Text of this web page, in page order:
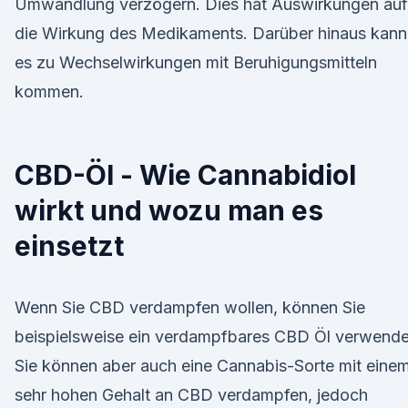
Umwandlung verzögern. Dies hat Auswirkungen auf
die Wirkung des Medikaments. Darüber hinaus kann
es zu Wechselwirkungen mit Beruhigungsmitteln
kommen.
CBD-Öl - Wie Cannabidiol
wirkt und wozu man es
einsetzt
Wenn Sie CBD verdampfen wollen, können Sie
beispielsweise ein verdampfbares CBD Öl
Sie können aber auch eine Cannabis-Sorte mit
sehr hohen Gehalt an CBD verdampfen, jedoch